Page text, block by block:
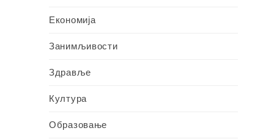
Економија
Занимљивости
Здравље
Култура
Образовање